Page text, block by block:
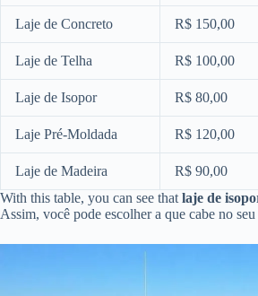
Laje de Concreto R$ 150,00
Laje de Telha R$ 100,00
Laje de Isopor R$ 80,00
Laje Pré-Moldada R$ 120,00
Laje de Madeira
R$ 90,00
With this table, you can see that laje de
Assim, você pode escolher a que cabe no